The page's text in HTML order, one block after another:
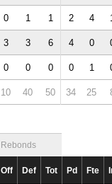
0 1 1 2 4
3 3 6 4 0
0 0 0 0 1
10 40 50 34 25
Rebonds
Off Def Tot Pd Fte